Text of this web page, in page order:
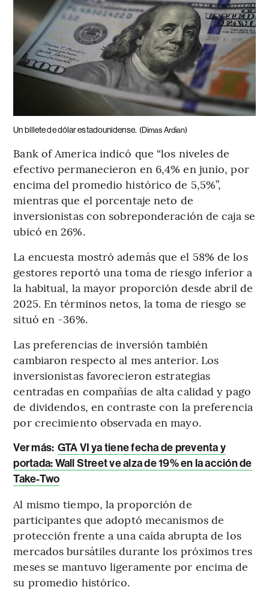
Un billete de dólar estadounidense. (Dimas Ardian)
Bank of America indicó que “los niveles de
efectivo permanecieron en 6,4% en junio, por
encima del promedio histórico de 5,5%”,
mientras que el porcentaje neto de
inversionistas con sobreponderación de caja se
ubicó en 26%.
La encuesta mostró además que el 58% de los
gestores reportó una toma de riesgo inferior a
la habitual, la mayor proporción desde abril de
2025. En términos netos, la toma de riesgo se
situó en -36%.
Las preferencias de inversión también
cambiaron respecto al mes anterior. Los
inversionistas favorecieron estrategias
centradas en compañías de alta calidad y pago
de dividendos, en contraste con la preferencia
por crecimiento observada en mayo.
Ver más: GTA VI ya tiene fecha de preventa y
portada: Wall Street ve alza de 19% en la acción de
Take-Two
Al mismo tiempo, la proporción de
participantes que adoptó mecanismos de
protección frente a una caída abrupta de los
mercados bursátiles durante los próximos tres
meses se mantuvo ligeramente por encima de
su promedio histórico.